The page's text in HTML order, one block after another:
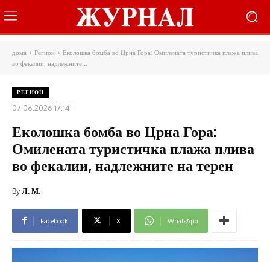
дома Регион
Еколошка бомба во Црна Гора: Омилената туристичка плажа плива
во фекалии, надлежните...
РЕГИОН
07.06.2026 17:14
Еколошка бомба во Црна Гора:
Омилената туристичка плажа плива
во фекалии, надлежните на терен
ByЛ. М.
Facebook X WhatsApp